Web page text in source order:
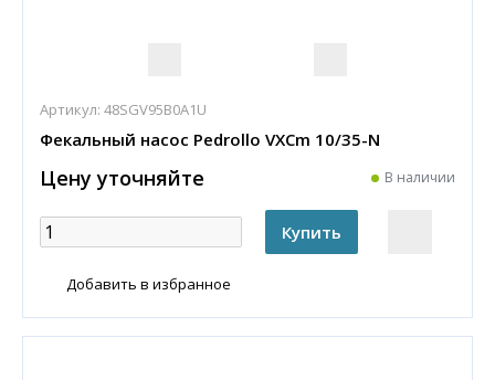
Артикул: 48SGV95B0A1U
Фекальный насос Pedrollo VXCm 10/35-N
Цену уточняйте В наличии
Добавить в избранное